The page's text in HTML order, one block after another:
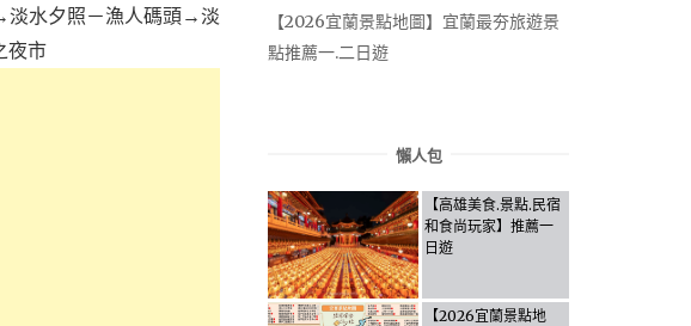
淡水夕照－漁人碼頭→淡
夜市
【2026宜蘭景點地圖】宜蘭最夯旅遊景
點推薦一.二日遊
懶人包
【高雄美食.景點.民宿
和食尚玩家】推薦一
日遊
【2026宜蘭景點地